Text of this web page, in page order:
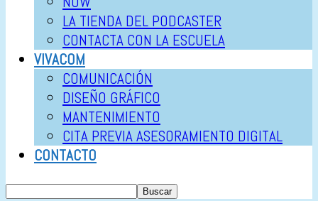
LA TIENDA DEL PODCASTER
CONTACTA CON LA ESCUELA
VIVACOM
COMUNICACIÓN
DISEÑO GRÁFICO
MANTENIMIENTO
CITA PREVIA ASESORAMIENTO DIGITAL
CONTACTO